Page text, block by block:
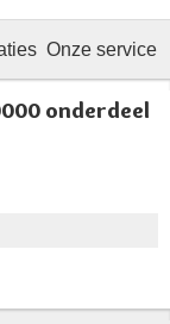
Onze service
onderdeel